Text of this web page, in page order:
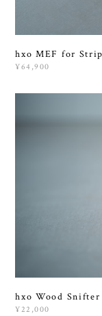
hxo MEF for
¥64,900
hxo Wood
¥22,000